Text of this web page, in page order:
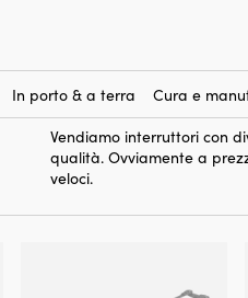
In porto & a terra Cura e
importante per controllare
ottimale a bordo. Con uno
necessario, aumentando
Vendiamo interruttori con
qualità. Ovviamente a
veloci.